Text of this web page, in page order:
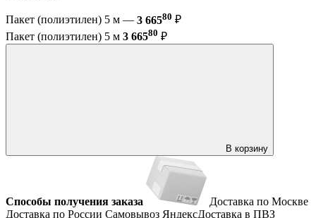
Пакет (полиэтилен) 5 м — 3 66580 ₽
Пакет (полиэтилен) 5 м 3 66580 ₽
В корзину
Способы получения заказа
Доставка по Москве
Доставка по России Самовывоз ЯндексДоставка в ПВЗ